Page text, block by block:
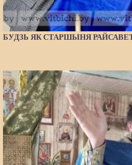
БУДЗЬ ЯК СТАРШЫНЯ